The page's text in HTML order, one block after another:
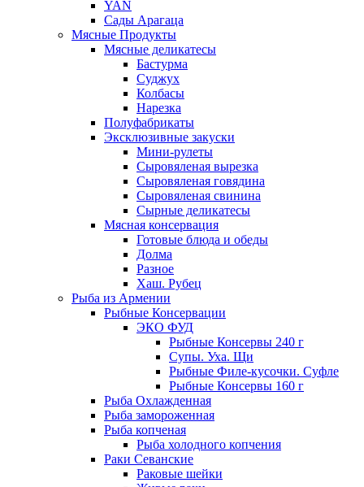
YAN
Сады Арагаца
Мясные Продукты
Мясные деликатесы
Бастурма
Суджух
Колбасы
Нарезка
Полуфабрикаты
Эксклюзивные закуски
Мини-рулеты
Сыровяленая вырезка
Сыровяленая говядина
Сыровяленая свинина
Сырные деликатесы
Мясная консервация
Готовые блюда и обеды
Долма
Разное
Хаш. Рубец
Рыба из Армении
Рыбные Консервации
ЭКО ФУД
Рыбные Консервы 240 г
Супы. Уха. Щи
Рыбные Филе-кусочки. Суфле
Рыбные Консервы 160 г
Рыба Охлажденная
Рыба замороженная
Рыба копченая
Рыба холодного копчения
Раки Севанские
Раковые шейки